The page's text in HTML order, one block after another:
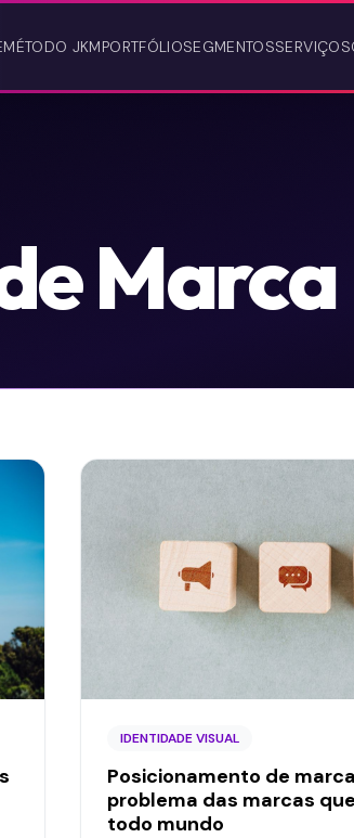
MÉTODO JKMPORTFÓLIOSEGMENTOSSERVIÇOS
Marca
IDENTIDADE VISUAL
Posicionamento de
problema das marcas
todo mundo